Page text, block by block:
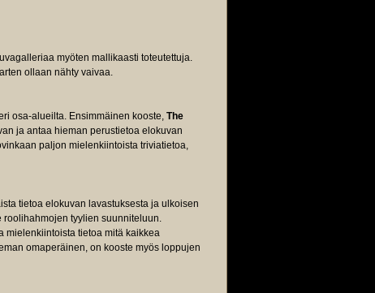
myöten mallikaasti toteutettuja.
ollaan nähty vaivaa.
osa-alueilta. Ensimmäinen kooste, The
ja antaa hieman perustietoa elokuvan
paljon mielenkiintoista triviatietoa,
tietoa elokuvan lavastuksesta ja ulkoisen
roolihahmojen tyylien suunniteluun.
mielenkiintoista tietoa mitä kaikkea
omaperäinen, on kooste myös loppujen